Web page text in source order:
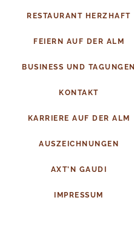
RESTAURANT HERZHAFT
FEIERN AUF DER ALM
BUSINESS UND TAGUNGEN
KONTAKT
KARRIERE AUF DER ALM
AUSZEICHNUNGEN
AXT’N GAUDI
IMPRESSUM